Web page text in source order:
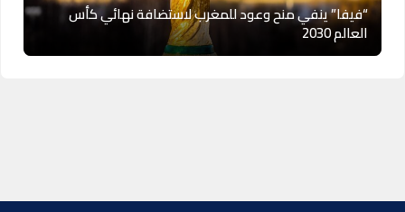
“فيفا” ينفي منح وعود للمغرب لاستضافة نهائي كأس
العالم 2030